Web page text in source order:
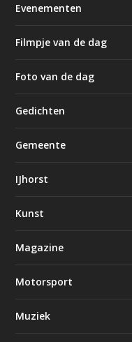
Evenementen
Filmpje van de dag
Foto van de dag
Gedichten
Gemeente
IJhorst
Kunst
Magazine
Motorsport
Muziek